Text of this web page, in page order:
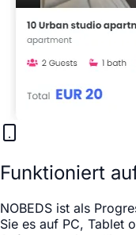
Funktioniert
NOBEDS ist als
Sie es auf PC, Tablet